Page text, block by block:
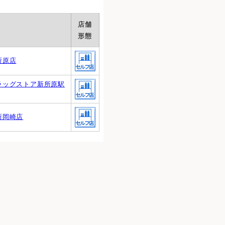
店舗
形態
原店
グストア新所原駅
岡崎店